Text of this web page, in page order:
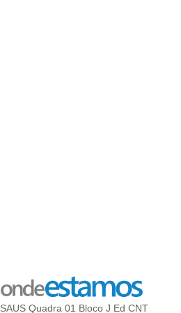
SAUS Quadra 01 Bloco J Ed CNT